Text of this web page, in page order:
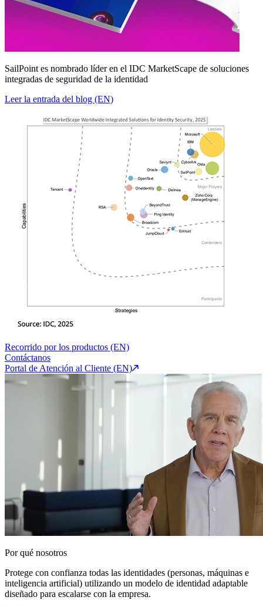
SailPoint es nombrado líder en el IDC MarketScape de soluciones
integradas de seguridad de la identidad
Leer la entrada del blog (EN)
Recorrido por los productos (EN)
Contáctanos
Portal de Atención al Cliente (EN)
Por qué nosotros
Protege con confianza todas las identidades (personas, máquinas e
inteligencia artificial) utilizando un modelo de identidad adaptable
diseñado para escalarse con la empresa.